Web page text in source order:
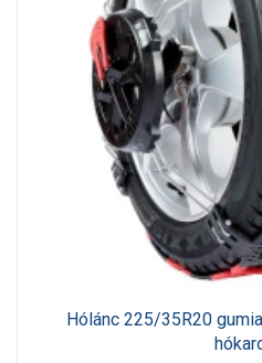
Hólánc 225/35R20